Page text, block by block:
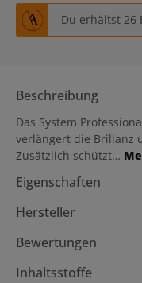
Du erhältst 26
Beschreibung
Das System
verlängert die Brillanz
Zusätzlich schützt…
Eigenschaften
Hersteller
Bewertungen
Inhaltsstoffe